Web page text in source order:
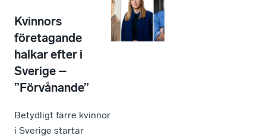
Kvinnors
företagande
halkar efter i
Sverige –
”Förvånande”
Betydligt färre kvinnor
i Sverige startar